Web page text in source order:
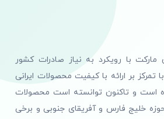
مارکت با رویکرد به نیاز صادرات کشور
تمرکز بر ارائه با کیفیت محصولات ایرانی
آغاز نموده است و تاکنون توانسته است محصولات
حوزه خلیج فارس و آفریقای جنوبی و برخی